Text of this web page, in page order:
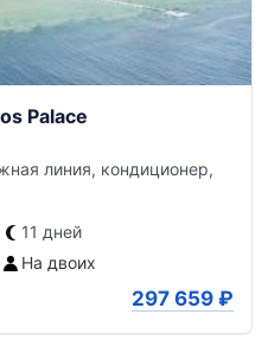
Palace
линия, кондиционер,
11 дней
На двоих
297 659 ₽